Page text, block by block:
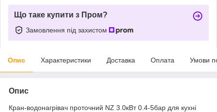
Що таке купити з Пром?
Замовлення під захистом
Опис Характеристики Доставка Оплата Умови
Опис
Кран-водонагрівач проточний NZ 3.0кВт 0.4-5бар для кухні